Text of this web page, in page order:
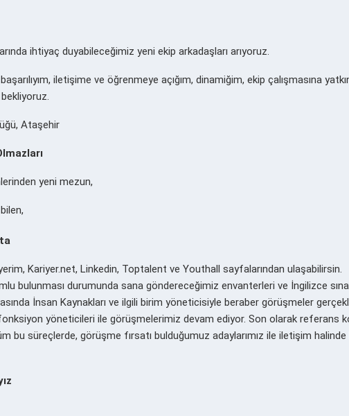
ihtiyaç duyabileceğimiz yeni ekip arkadaşları arıyoruz.
iletişime ve öğrenmeye açığım, dinamiğim, ekip çalışmasına
Ataşehir
yeni mezun,
Kariyer.net, Linkedin, Toptalent ve Youthall sayfalarından ulaşabilirsin.
bulunması durumunda sana göndereceğimiz envanterleri ve İngilizce
İnsan Kaynakları ve ilgili birim yöneticisiyle beraber görüşmeler
yöneticileri ile görüşmelerimiz devam ediyor. Son olarak referans
bu süreçlerde, görüşme fırsatı bulduğumuz adaylarımız ile iletişim